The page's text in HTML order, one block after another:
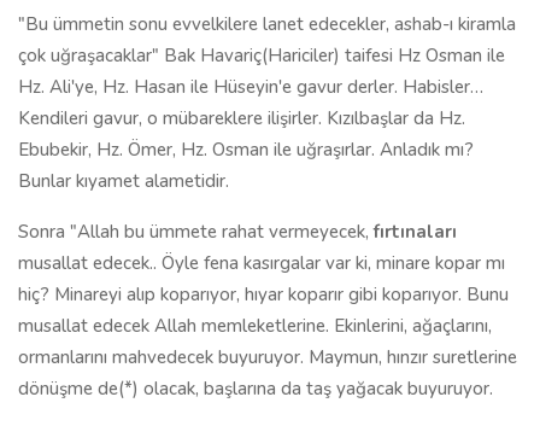
"Bu ümmetin sonu evvelkilere lanet edecekler, ashab-ı kiramla
çok uğraşacaklar" Bak Havariç(Hariciler) taifesi Hz Osman ile
Hz. Ali'ye, Hz. Hasan ile Hüseyin'e gavur derler. Habisler…
Kendileri gavur, o mübareklere ilişirler. Kızılbaşlar da Hz.
Ebubekir, Hz. Ömer, Hz. Osman ile uğraşırlar. Anladık mı?
Bunlar kıyamet alametidir.
Sonra "Allah bu ümmete rahat vermeyecek,fırtınaları
musallat edecek.. Öyle fena kasırgalar var ki, minare kopar mı
hiç? Minareyi alıp koparıyor, hıyar koparır gibi koparıyor. Bunu
musallat edecek Allah memleketlerine. Ekinlerini, ağaçlarını,
ormanlarını mahvedecek buyuruyor. Maymun, hınzır suretlerine
dönüşme de(*) olacak, başlarına da taş yağacak buyuruyor.